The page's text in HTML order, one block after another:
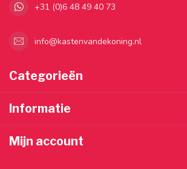
+31 (0)6 48 49 40 73
info@kastenvandekoning.nl
Categorieën
Informatie
Mijn account